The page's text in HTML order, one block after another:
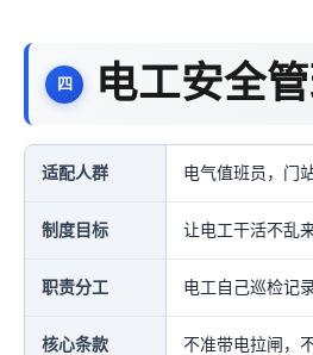
电工安全
适配人群 电气值班员，门
制度目标 让电工干活不乱
职责分工 电工自己巡检记
核心条款 不准带电拉闸，